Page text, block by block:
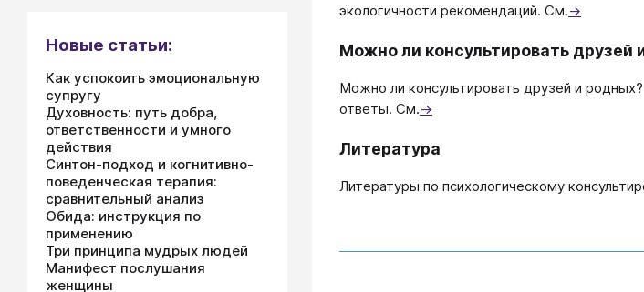
экологичности рекомендаций. См.→
Можно ли консультировать друзей
Можно ли консультировать друзей и
ответы. См.→
Литература
Литературы по психологическому
Новые статьи:
Как успокоить эмоциональную
супругу
Духовность: путь добра,
ответственности и умного
действия
Синтон-подход и когнитивно-
поведенческая терапия:
сравнительный анализ
Обида: инструкция по
применению
Три принципа мудрых людей
Манифест послушания
женщины